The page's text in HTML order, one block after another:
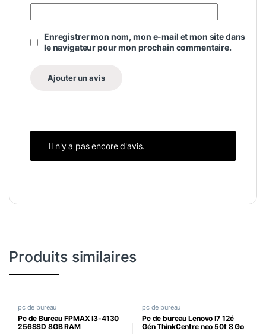
Enregistrer mon nom, mon e-mail et mon site dans
le navigateur pour mon prochain commentaire.
Il n'y a pas encore d'avis.
Produits similaires
pc de bureau
Pc de Bureau FPMAX I3-4130
256SSD 8GB RAM
pc de bureau
Pc de bureau Lenovo I7 12é
Gén ThinkCentre neo 50t 8 Go